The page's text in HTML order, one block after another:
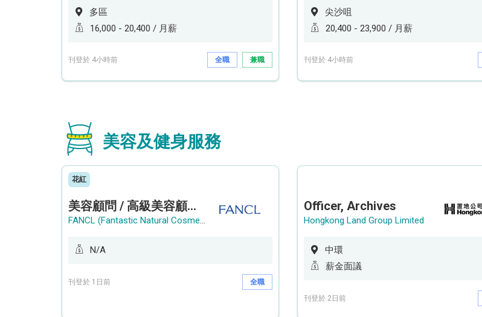
多區
16,000 - 20,400 / 月薪
刊登於 4小時前 全職 兼職
尖沙咀
20,400 - 23,900 / 月薪
刊登於 4小時前
美容及健身服務
花紅
美容顧問 / 高級美容顧問 (Beauty Consultant / Senior Beauty Consultant)
FANCL (Fantastic Natural Cosmetics Limited)
N/A
刊登於 1日前 全職
Officer, Archives
Hongkong Land Group Limited
中環
薪金面議
刊登於 2日前